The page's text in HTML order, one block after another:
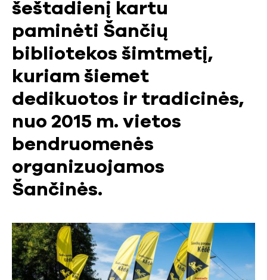
šeštadienį kartu
paminėti Šančių
bibliotekos šimtmetį,
kuriam šiemet
dedikuotos ir tradicinės,
nuo 2015 m. vietos
bendruomenės
organizuojamos
Šančinės.